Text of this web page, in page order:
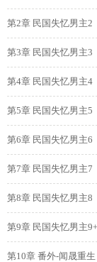
第2章 民国失忆男主2
第3章 民国失忆男主3
第4章 民国失忆男主4
第5章 民国失忆男主5
第6章 民国失忆男主6
第7章 民国失忆男主7
第8章 民国失忆男主8
第9章 民国失忆男主
第10章 番外-闻晟重生